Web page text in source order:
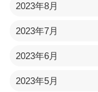
2023年8月
2023年7月
2023年6月
2023年5月